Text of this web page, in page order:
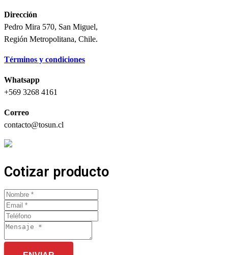
Dirección
Pedro Mira 570, San Miguel,
Región Metropolitana, Chile.
Términos y condiciones
Whatsapp
+569 3268 4161
Correo
contacto@tosun.cl
Cotizar producto